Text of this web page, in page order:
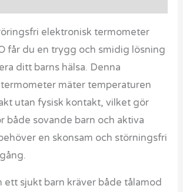
elektronisk termometer
får du en trygg och smidig lösning
ditt barns hälsa. Denna
mäter temperaturen
utan fysisk kontakt, vilket gör
både sovande barn och aktiva
en skonsam och störningsfri
ett sjukt barn kräver både tålamod